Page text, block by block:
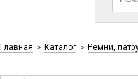
Главная > Каталог > Ремни,